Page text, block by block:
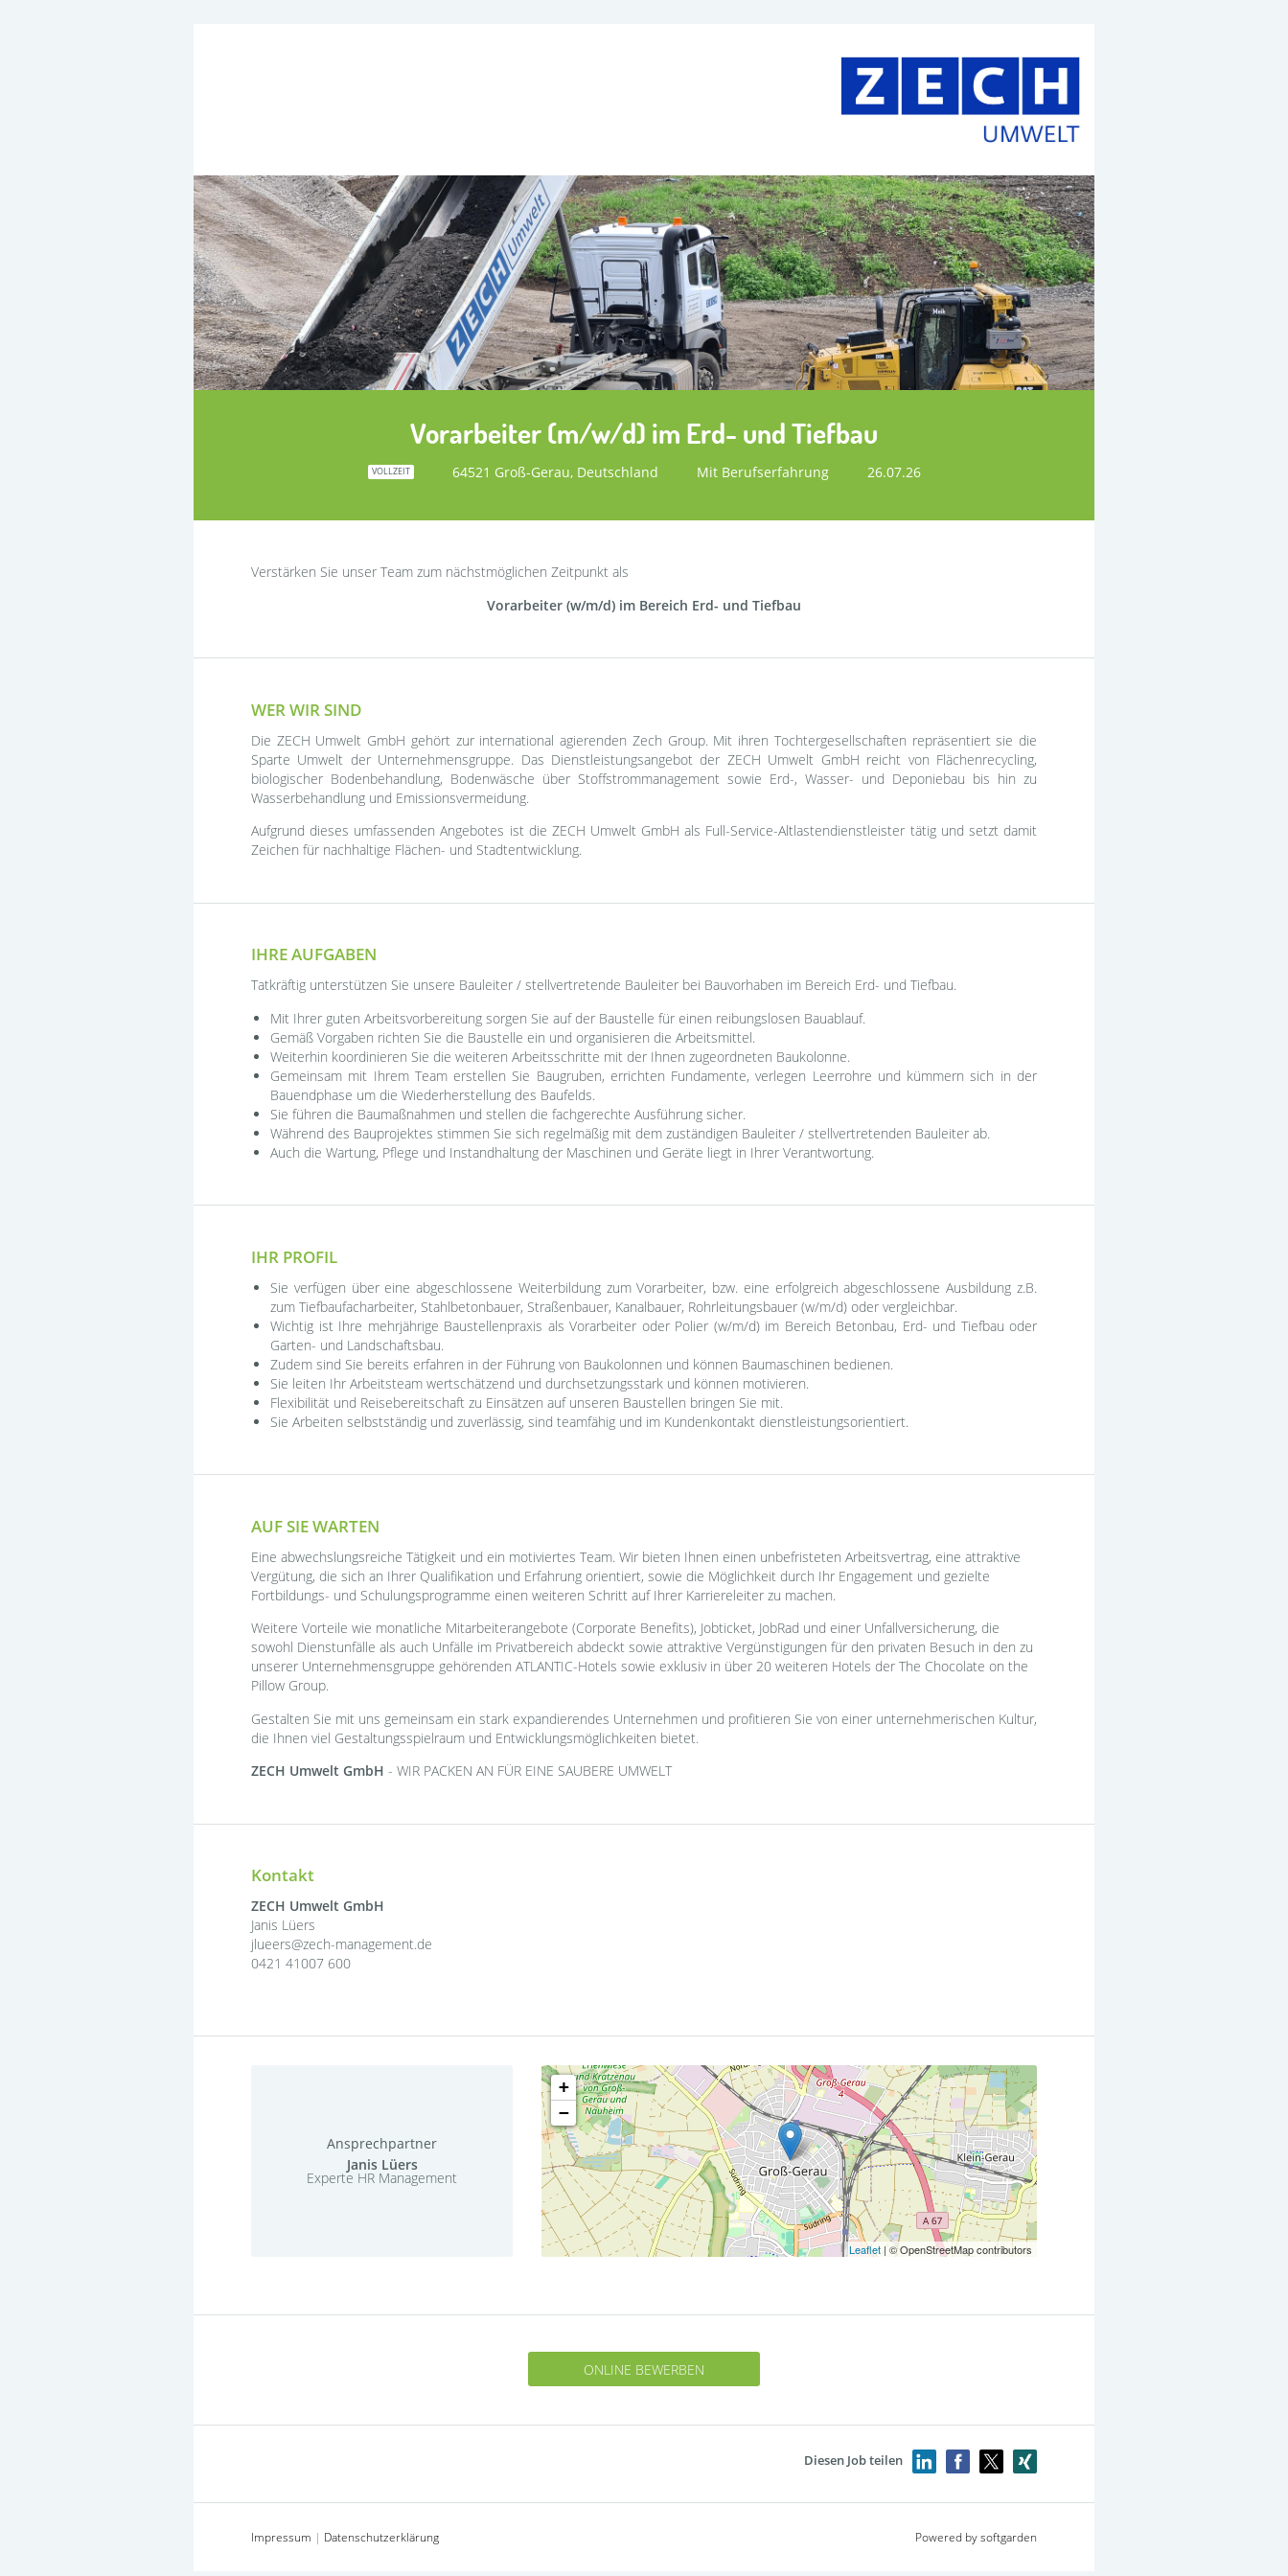
Vorarbeiter (m/w/d) im Erd- und Tiefbau
VOLLZEIT 64521 Groß-Gerau, Deutschland Mit Berufserfahrung 26.07.26
Verstärken Sie unser Team zum nächstmöglichen Zeitpunkt als
Vorarbeiter (w/m/d) im Bereich Erd- und Tiefbau
WER WIR SIND
Die ZECH Umwelt GmbH gehört zur international agierenden Zech Group. Mit ihren Tochtergesellschaften repräsentiert sie die
Sparte Umwelt der Unternehmensgruppe. Das Dienstleistungsangebot der ZECH Umwelt GmbH reicht von Flächenrecycling,
biologischer Bodenbehandlung, Bodenwäsche über Stoffstrommanagement sowie Erd-, Wasser- und Deponiebau bis hin zu
Wasserbehandlung und Emissionsvermeidung.
Aufgrund dieses umfassenden Angebotes ist die ZECH Umwelt GmbH als Full-Service-Altlastendienstleister tätig und setzt damit
Zeichen für nachhaltige Flächen- und Stadtentwicklung.
IHRE AUFGABEN
Tatkräftig unterstützen Sie unsere Bauleiter / stellvertretende Bauleiter bei Bauvorhaben im Bereich Erd- und Tiefbau.
Mit Ihrer guten Arbeitsvorbereitung sorgen Sie auf der Baustelle für einen reibungslosen Bauablauf.
Gemäß Vorgaben richten Sie die Baustelle ein und organisieren die Arbeitsmittel.
Weiterhin koordinieren Sie die weiteren Arbeitsschritte mit der Ihnen zugeordneten Baukolonne.
Gemeinsam mit Ihrem Team erstellen Sie Baugruben, errichten Fundamente, verlegen Leerrohre und kümmern sich in der
Bauendphase um die Wiederherstellung des Baufelds.
Sie führen die Baumaßnahmen und stellen die fachgerechte Ausführung sicher.
Während des Bauprojektes stimmen Sie sich regelmäßig mit dem zuständigen Bauleiter / stellvertretenden Bauleiter ab.
Auch die Wartung, Pflege und Instandhaltung der Maschinen und Geräte liegt in Ihrer Verantwortung.
IHR PROFIL
Sie verfügen über eine abgeschlossene Weiterbildung zum Vorarbeiter, bzw. eine erfolgreich abgeschlossene Ausbildung z.B.
zum Tiefbaufacharbeiter, Stahlbetonbauer, Straßenbauer, Kanalbauer, Rohrleitungsbauer (w/m/d) oder vergleichbar.
Wichtig ist Ihre mehrjährige Baustellenpraxis als Vorarbeiter oder Polier (w/m/d) im Bereich Betonbau, Erd- und Tiefbau oder
Garten- und Landschaftsbau.
Zudem sind Sie bereits erfahren in der Führung von Baukolonnen und können Baumaschinen bedienen.
Sie leiten Ihr Arbeitsteam wertschätzend und durchsetzungsstark und können motivieren.
Flexibilität und Reisebereitschaft zu Einsätzen auf unseren Baustellen bringen Sie mit.
Sie Arbeiten selbstständig und zuverlässig, sind teamfähig und im Kundenkontakt dienstleistungsorientiert.
AUF SIE WARTEN
Eine abwechslungsreiche Tätigkeit und ein motiviertes Team. Wir bieten Ihnen einen unbefristeten Arbeitsvertrag, eine attraktive
Vergütung, die sich an Ihrer Qualifikation und Erfahrung orientiert, sowie die Möglichkeit durch Ihr Engagement und gezielte
Fortbildungs- und Schulungsprogramme einen weiteren Schritt auf Ihrer Karriereleiter zu machen.
Weitere Vorteile wie monatliche Mitarbeiterangebote (Corporate Benefits), Jobticket, JobRad und einer Unfallversicherung, die
sowohl Dienstunfälle als auch Unfälle im Privatbereich abdeckt sowie attraktive Vergünstigungen für den privaten Besuch in den zu
unserer Unternehmensgruppe gehörenden ATLANTIC-Hotels sowie exklusiv in über 20 weiteren Hotels der The Chocolate on the
Pillow Group.
Gestalten Sie mit uns gemeinsam ein stark expandierendes Unternehmen und profitieren Sie von einer unternehmerischen Kultur,
die Ihnen viel Gestaltungsspielraum und Entwicklungsmöglichkeiten bietet.
ZECH Umwelt GmbH - WIR PACKEN AN FÜR EINE SAUBERE UMWELT
Kontakt
ZECH Umwelt GmbH
Janis Lüers
jlueers@zech-management.de
0421 41007 600
Ansprechpartner
Janis Lüers
Experte HR Management
+
−
Leaflet| © OpenStreetMap contributors
ONLINE BEWERBEN
Diesen Job teilen
Impressum | Datenschutzerklärung Powered by softgarden